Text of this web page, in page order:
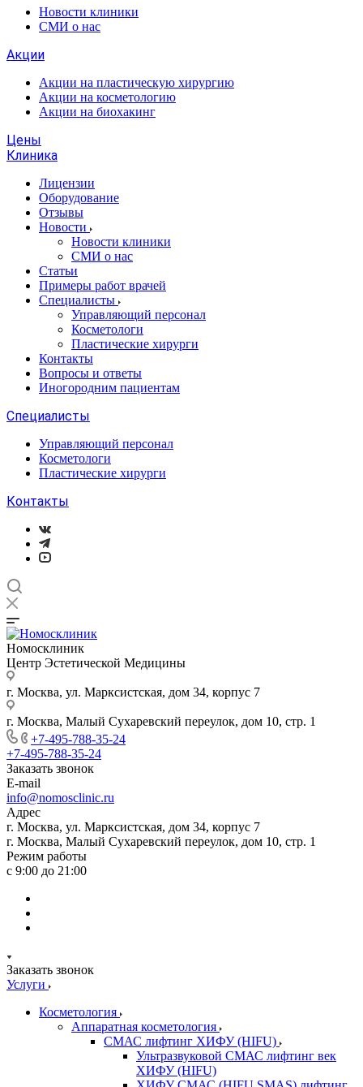
Новости клиники
СМИ о нас
Акции
Акции на пластическую хирургию
Акции на косметологию
Акции на биохакинг
Цены
Клиника
Лицензии
Оборудование
Отзывы
Новости
Новости клиники
СМИ о нас
Статьи
Примеры работ врачей
Специалисты
Управляющий персонал
Косметологи
Пластические хирурги
Контакты
Вопросы и ответы
Иногородним пациентам
Специалисты
Управляющий персонал
Косметологи
Пластические хирурги
Контакты
Номосклиник
Центр Эстетической Медицины
г. Москва, ул. Марксистская, дом 34, корпус 7
г. Москва, Малый Сухаревский переулок, дом 10, стр. 1
+7-495-788-35-24
+7-495-788-35-24
Заказать звонок
E-mail
info@nomosclinic.ru
Адрес
г. Москва, ул. Марксистская, дом 34, корпус 7
г. Москва, Малый Сухаревский переулок, дом 10, стр. 1
Режим работы
с 9:00 до 21:00
Заказать звонок
Услуги
Косметология
Аппаратная косметология
СМАС лифтинг ХИФУ (HIFU)
Ультразвуковой СМАС лифтинг век
ХИФУ (HIFU)